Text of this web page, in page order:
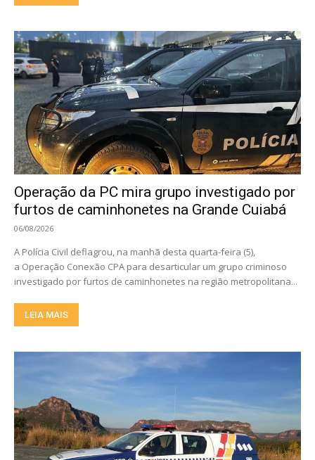
Operação da PC mira grupo investigado por
furtos de caminhonetes na Grande Cuiabá
06/08/2026
A Polícia Civil deflagrou, na manhã desta quarta-feira (5),
a Operação Conexão CPA para desarticular um grupo criminoso
investigado por furtos de caminhonetes na região metropolitana...
LEIA MAIS